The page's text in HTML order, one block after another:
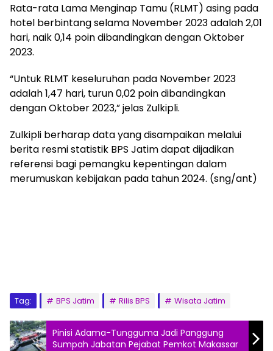
Rata-rata Lama Menginap Tamu (RLMT) asing pada
hotel berbintang selama November 2023 adalah 2,01
hari, naik 0,14 poin dibandingkan dengan Oktober
2023.
“Untuk RLMT keseluruhan pada November 2023
adalah 1,47 hari, turun 0,02 poin dibandingkan
dengan Oktober 2023,” jelas Zulkipli.
Zulkipli berharap data yang disampaikan melalui
berita resmi statistik BPS Jatim dapat dijadikan
referensi bagi pemangku kepentingan dalam
merumuskan kebijakan pada tahun 2024. (sng/ant)
Tag: BPS Jatim Rilis BPS Wisata Jatim
Pinisi Adama-Tungguma Jadi Panggung
Sumpah Jabatan Pejabat Pemkot Makassar